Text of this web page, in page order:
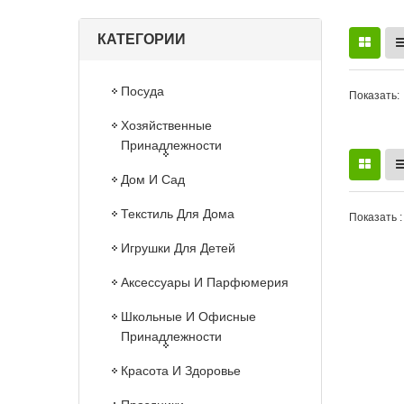
КАТЕГОРИИ
Посуда
Хозяйственные
Принадлежности
Дом И Сад
Текстиль Для Дома
Игрушки Для Детей
Аксессуары И Парфюмерия
Школьные И Офисные
Принадлежности
Красота И Здоровье
Показать:
Показать :